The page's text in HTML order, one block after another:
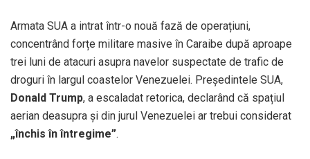
Armata SUA a intrat într-o nouă fază de operațiuni,
concentrând forțe militare masive în Caraibe după aproape
trei luni de atacuri asupra navelor suspectate de trafic de
droguri în largul coastelor Venezuelei. Președintele SUA,
Donald Trump, a escaladat retorica, declarând că spațiul
aerian deasupra și din jurul Venezuelei ar trebui considerat
„închis în întregime”.